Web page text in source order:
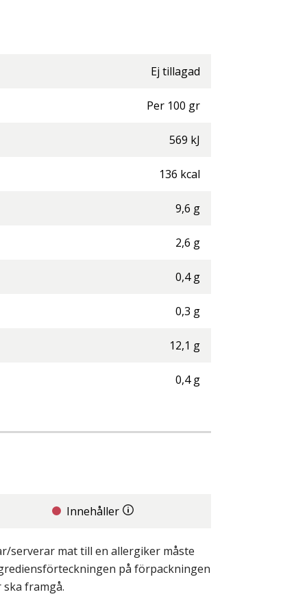
Ej tillagad
Per 100 gr
569 kJ
136 kcal
9,6 g
2,6 g
0,4 g
0,3 g
12,1 g
0,4 g
Innehåller
serverar mat till en allergiker måste
på förpackningen
framgå.